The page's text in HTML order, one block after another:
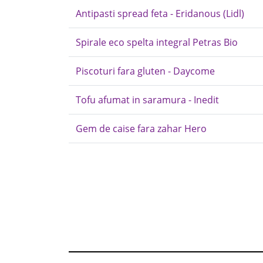
Antipasti spread feta - Eridanous (Lidl)
Spirale eco spelta integral Petras Bio
Piscoturi fara gluten - Daycome
Tofu afumat in saramura - Inedit
Gem de caise fara zahar Hero